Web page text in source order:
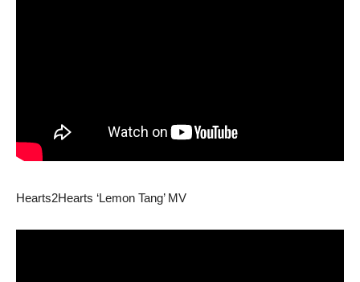
Hearts2Hearts ‘Lemon Tang’ MV